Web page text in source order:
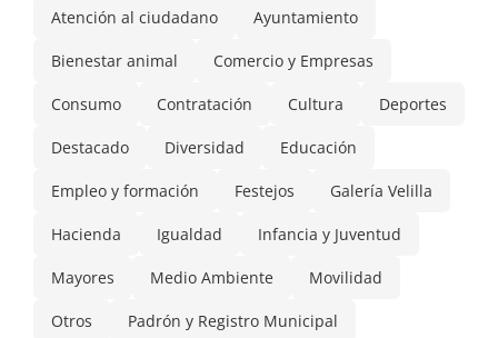
Atención al ciudadano Ayuntamiento
Bienestar animal Comercio y Empresas
Consumo Contratación Cultura Deportes
Destacado Diversidad Educación
Empleo y formación Festejos Galería Velilla
Hacienda Igualdad Infancia y Juventud
Mayores Medio Ambiente Movilidad
Otros Padrón y Registro Municipal